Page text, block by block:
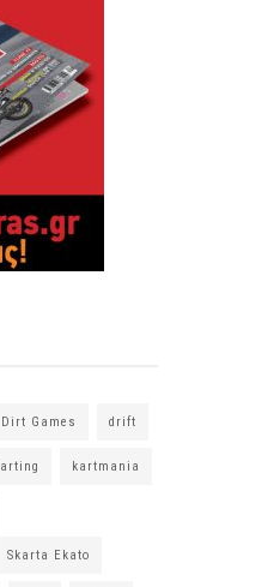
Dirt Games drift
kartmania
Skarta Ekato